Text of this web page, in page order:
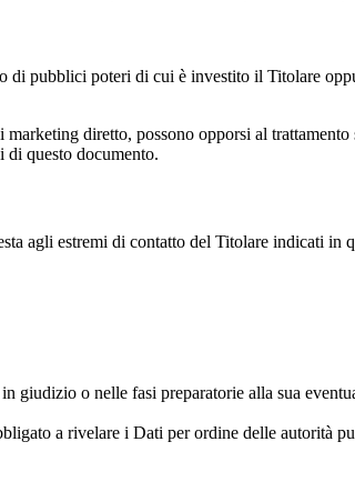
di pubblici poteri di cui è investito il Titolare
diretto, possono opporsi al
questo documento.
agli estremi di contatto del Titolare indicati in
giudizio o nelle fasi preparatorie alla sua
a rivelare i Dati per ordine delle autorità